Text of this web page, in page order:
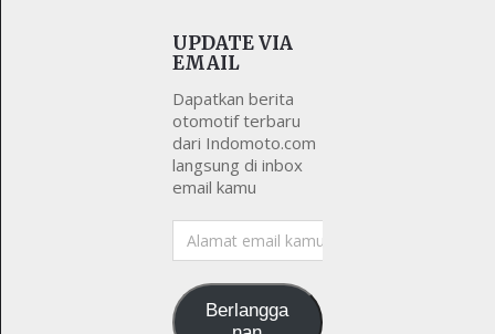
UPDATE VIA
EMAIL
Dapatkan berita
otomotif terbaru
dari Indomoto.com
langsung di inbox
email kamu
Alamat
email
Berlangga